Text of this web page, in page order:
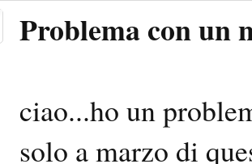
Problema con un
ciao...ho un
solo a marzo di